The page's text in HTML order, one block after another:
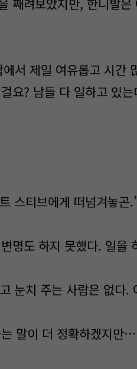
째려보았지만, 한니발
서 제일 여유롭고 시간
요? 남들 다 일하고 있
스티브에게 떠넘겨놓곤
명도 하지 못했다. 일을
눈치 주는 사람은 없다.
말이 더 정확하겠지만